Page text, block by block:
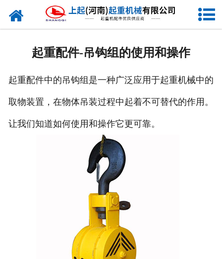
网站首页
起重配件-吊钩组的使用和操作
起重配件中的吊钩组是一种广泛应用于起重机械中的
取物装置，在物体吊装过程中起着不可替代的作用。
让我们知道如何使用和操作它更可靠。